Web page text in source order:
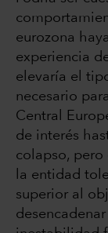
eurozona
experiencia
elevaría el
necesario
Central
de interés
colapso, pero
la entidad
superior al